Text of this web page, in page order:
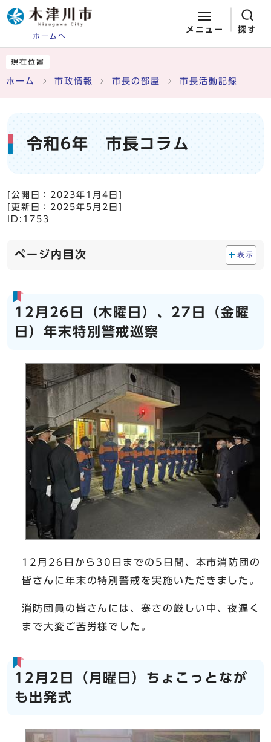
ホームへ
メニュー 探す
現在位置
ホーム 市政情報 市長の部屋 市長活動記録
令和6年 市長コラム
[公開日： 2023年1月4日
[更新日： 2025年5月2日
ID:1753
ページ内目次 表示
12月26日（木曜日）、27日（金曜
日）年末特別警戒巡察
12月26日から30日までの5日間、本市消防団の
皆さんに年末の特別警戒を実施いただきました。
消防団員の皆さんには、寒さの厳しい中、夜遅く
まで大変ご苦労様でした。
12月2日（月曜日）ちょこっとなが
も出発式